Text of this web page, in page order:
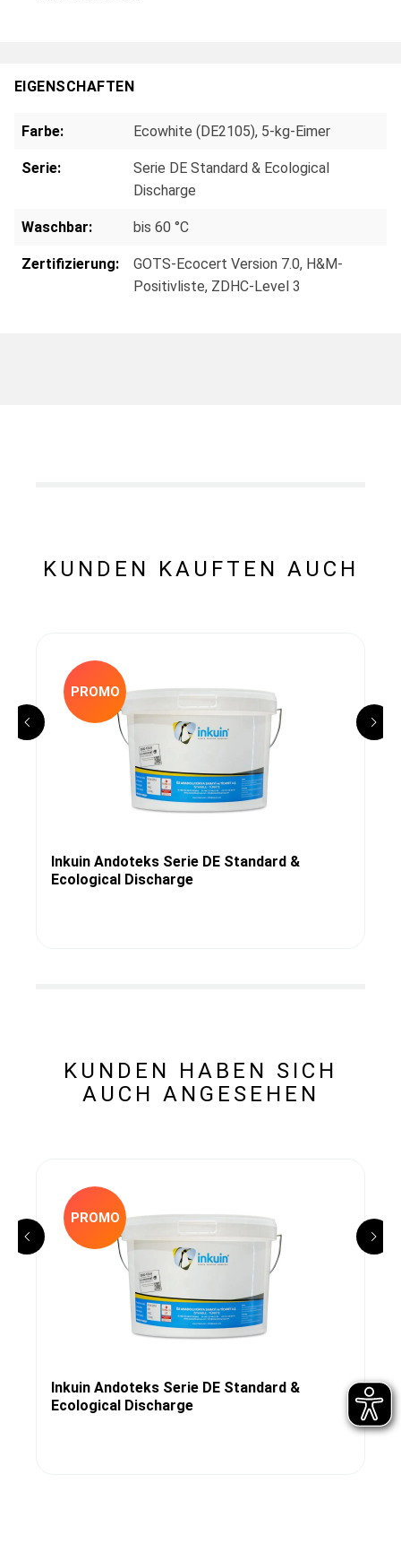
EIGENSCHAFTEN
Farbe: Ecowhite (DE2105), 5-kg-Eimer
Serie:
Serie DE Standard & Ecological
Discharge
Waschbar: bis 60 °C
Zertifizierung: GOTS-Ecocert Version 7.0, H&M-
Positivliste, ZDHC-Level 3
KUNDEN KAUFTEN AUCH
PROMO
Inkuin Andoteks Serie DE Standard &
Ecological Discharge
KUNDEN HABEN SICH
AUCH ANGESEHEN
PROMO
Inkuin Andoteks Serie DE Standard &
Ecological Discharge